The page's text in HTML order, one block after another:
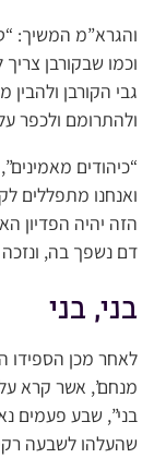
והגרא”מ המשיך:
וכמו שבקורבן
גבי הקורבן
ולהתרומם ולכפר
“כיהודים
ואנחנו מתפללים
הזה יהיה הפדיון
דם נשפך בה,
בני, בני
לאחר מכן הספידו
מנחם’, אשר קרא
בני”, שבע פעמים
שהעלהו לשבעה